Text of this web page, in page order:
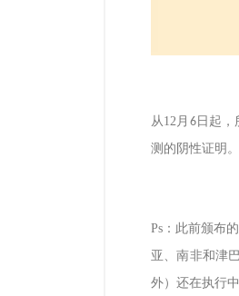
从12月 6日起，
测的阴性证明
Ps ：此前颁布
亚、南非和津
外）还在执行中